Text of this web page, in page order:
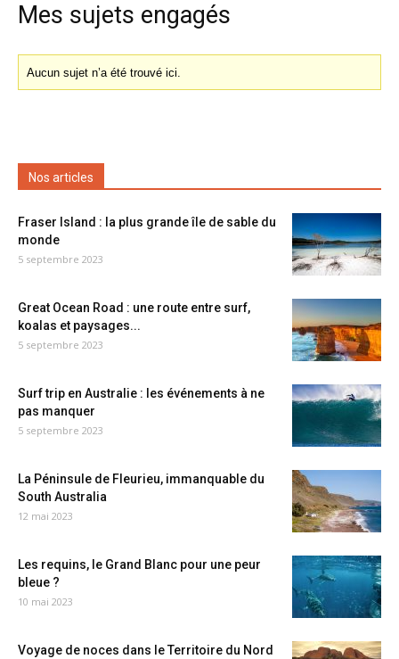
Mes sujets engagés
Aucun sujet n’a été trouvé ici.
Nos articles
Fraser Island : la plus grande île de sable du
monde
5 septembre 2023
Great Ocean Road : une route entre surf,
koalas et paysages...
5 septembre 2023
Surf trip en Australie : les événements à ne
pas manquer
5 septembre 2023
La Péninsule de Fleurieu, immanquable du
South Australia
12 mai 2023
Les requins, le Grand Blanc pour une peur
bleue ?
10 mai 2023
Voyage de noces dans le Territoire du Nord